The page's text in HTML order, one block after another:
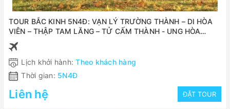
TOUR BẮC KINH 5N4Đ: VẠN LÝ TRƯỜNG THÀNH – DI HÒA
VIÊN – THẬP TAM LĂNG – TỬ CẤM THÀNH - UNG HÒA
CUNG BAY VIETJET
Lịch khởi hành:Theo khách hàng
Thời gian: 5N4Đ
Liên hệ ĐẶT TOUR